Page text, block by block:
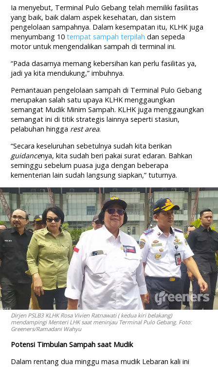
Ia menyebut, Terminal Pulo Gebang telah memiliki fasilitas
yang baik, baik dalam aspek kesehatan, dan sistem
pengelolaan sampahnya. Dalam kesempatan itu, KLHK juga
menyumbang 10tempat sampah terpilah dan sepeda
motor untuk mengendalikan sampah di terminal ini.
“Pada dasarnya memang kebersihan kan perlu fasilitas ya,
jadi ya kita mendukung,” imbuhnya.
Pemantauan pengelolaan sampah di Terminal Pulo Gebang
merupakan salah satu upaya KLHK menggaungkan
semangat Mudik Minim Sampah. KLHK juga menggaungkan
semangat ini di titik strategis lainnya seperti stasiun,
pelabuhan hingga rest area.
“Secara keseluruhan sebetulnya sudah kita berikan
guidancenya, kita sudah beri pakai surat edaran. Bahkan
seminggu sebelum puasa juga dengan beberapa
kementerian lain sudah langsung siapkan,” tuturnya.
Dirjen PSLB3 KLHK Rosa Vivien Ratnawati ( kedua kiri belakang)
mendampingi Menteri LHK saat meninjau Terminal Pulo Gebang. Foto:
Greeners/Ramadani Wahyu
Potensi Timbulan Sampah saat Mudik
Dalam rentang dua minggu masa mudik Lebaran kali ini